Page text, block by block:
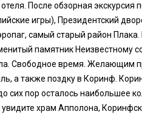
После обзорная экскурсия
игры), Президентский
самый старый район
памятник Неизвестному
Свободное время. Желающим
а также поздку в Коринф.
сих пор осталось наибольшее
храм Апполона,